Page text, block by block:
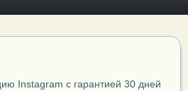
Instagram с гарантией 30 дней